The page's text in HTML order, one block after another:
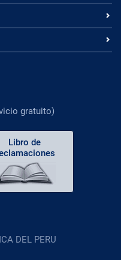
gratuito)
Libro de
DEL PERU